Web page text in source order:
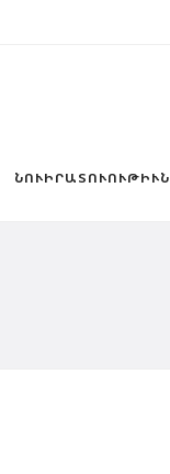
ՆՈՒԻՐԱՏՈՒՈՒԹԻՒՆ